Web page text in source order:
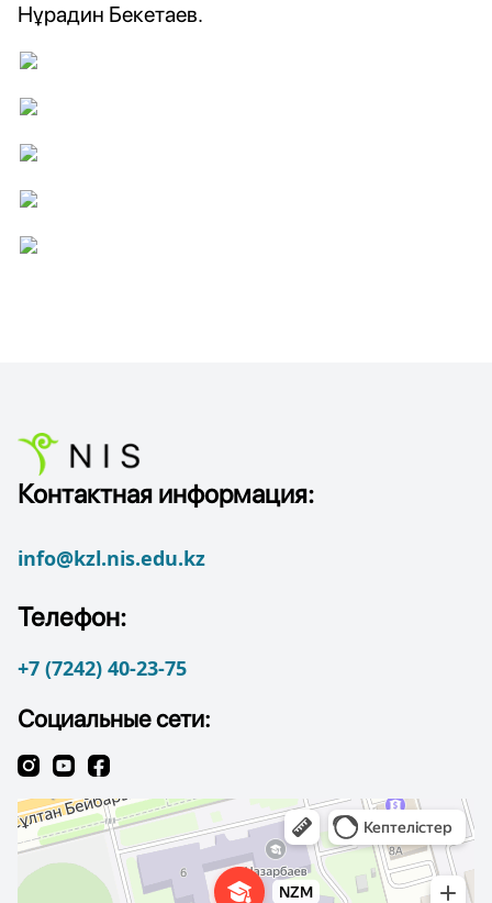
Нұрадин Бекетаев.
Контактная информация:
info@kzl.nis.edu.kz
Телефон:
+7 (7242) 40-23-75
Социальные сети: